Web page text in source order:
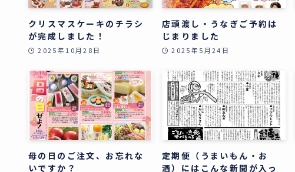
クリスマスケーキのチラシ
が完成しました！
2025年10月28日
店頭渡し・うなぎご予約は
じまりました
2025年5月24日
母の日のご注文、お忘れな
いですか？
定期便（うまいもん・お
酒）にはこんな新聞が入っ